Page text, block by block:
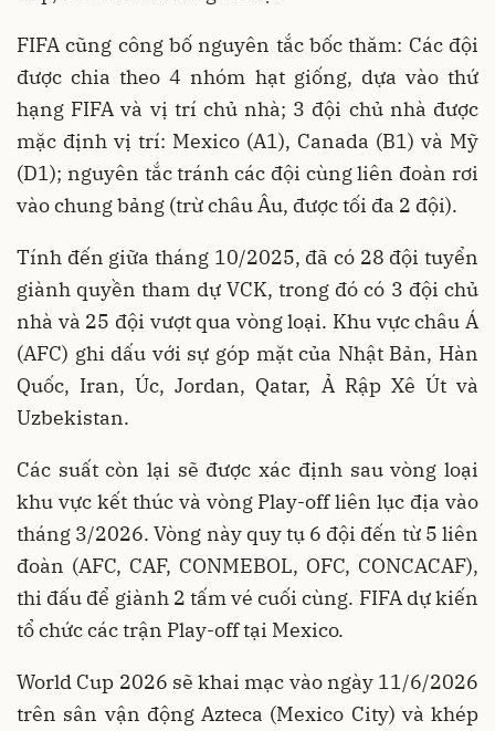
FIFA cũng công bố nguyên tắc bốc thăm: Các đội
được chia theo 4 nhóm hạt giống, dựa vào thứ
hạng FIFA và vị trí chủ nhà; 3 đội chủ nhà được
mặc định vị trí: Mexico (A1), Canada (B1) và Mỹ
(D1); nguyên tắc tránh các đội cùng liên đoàn rơi
vào chung bảng (trừ châu Âu, được tối đa 2 đội).
Tính đến giữa tháng 10/2025, đã có 28 đội tuyển
giành quyền tham dự VCK, trong đó có 3 đội chủ
nhà và 25 đội vượt qua vòng loại. Khu vực châu Á
(AFC) ghi dấu với sự góp mặt của Nhật Bản, Hàn
Quốc, Iran, Úc, Jordan, Qatar, Ả Rập Xê Út và
Uzbekistan.
Các suất còn lại sẽ được xác định sau vòng loại
khu vực kết thúc và vòng Play-off liên lục địa vào
tháng 3/2026. Vòng này quy tụ 6 đội đến từ 5 liên
đoàn (AFC, CAF, CONMEBOL, OFC, CONCACAF),
thi đấu để giành 2 tấm vé cuối cùng. FIFA dự kiến
tổ chức các trận Play-off tại Mexico.
World Cup 2026 sẽ khai mạc vào ngày 11/6/2026
trên sân vận động Azteca (Mexico City) và khép